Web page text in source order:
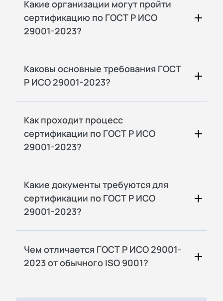
Какие организации могут пройти
сертификацию по ГОСТ Р ИСО
29001-2023?
Каковы основные требования ГОСТ
Р ИСО 29001-2023?
Как проходит процесс
сертификации по ГОСТ Р ИСО
29001-2023?
Какие документы требуются для
сертификации по ГОСТ Р ИСО
29001-2023?
Чем отличается ГОСТ Р ИСО 29001-
2023 от обычного ISO 9001?